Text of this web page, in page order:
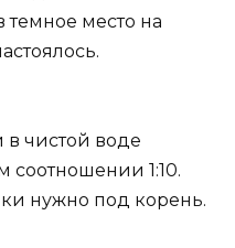
место на
в чистой воде
соотношении 1:10.
нужно под корень.